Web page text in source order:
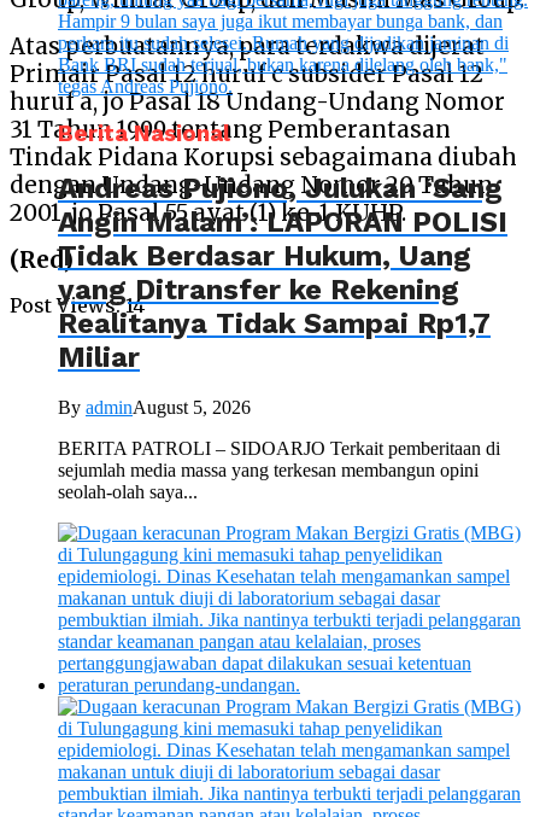
Atas perbuatannya, para terdakwa dijerat
Primair Pasal 12 huruf c subsider Pasal 12
huruf a, jo Pasal 18 Undang-Undang Nomor
31 Tahun 1999 tentang Pemberantasan
Tindak Pidana Korupsi sebagaimana diubah
dengan Undang-Undang Nomor 20 Tahun
2001, jo Pasal 55 ayat (1) ke-1 KUHP.
(Red)
Post Views: 14
Berita Nasional
Andreas Pujiono, Julukan ‘Sang
Angin Malam’: LAPORAN POLISI
Tidak Berdasar Hukum, Uang
yang Ditransfer ke Rekening
Realitanya Tidak Sampai Rp1,7
Miliar
By adminAugust 5, 2026
BERITA PATROLI – SIDOARJO Terkait pemberitaan di
sejumlah media massa yang terkesan membangun opini
seolah-olah saya...